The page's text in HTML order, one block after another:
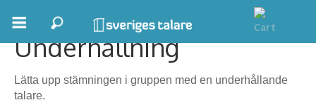
Boka ett möte
Samhällsnytta
Underhållning
Lätta upp stämningen i gruppen med en underhållande
talare.